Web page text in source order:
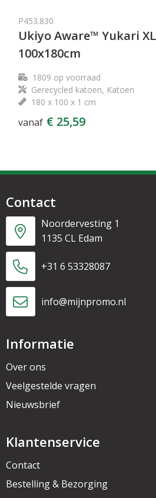
P453.830
Ukiyo Aware™ Yukari
100x180cm
1809 op voorraad
Gerecycled katoen, Katoen
180 x 100 x 1 cm
vanaf € 25,59
Contact
Noordervesting 1
1135 CL Edam
+31 6 53328087
info@mijnpromo.nl
Informatie
Over ons
Veelgestelde vragen
Nieuwsbrief
Klantenservice
Contact
Bestelling & Bezorging